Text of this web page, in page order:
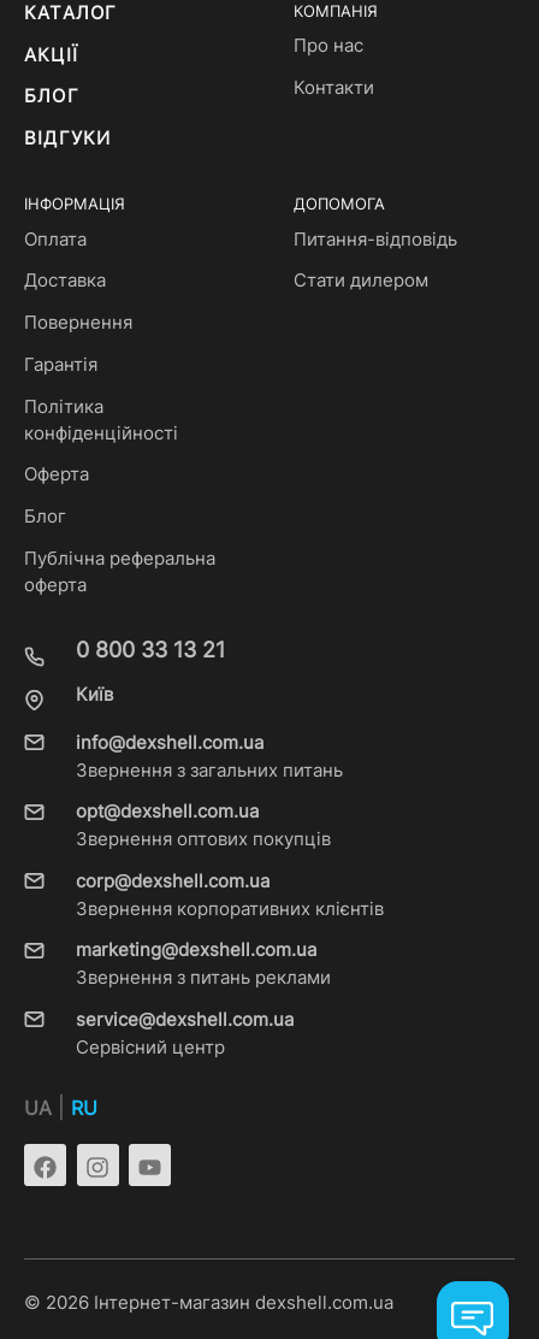
КАТАЛОГ
АКЦІЇ
БЛОГ
ВІДГУКИ
КОМПАНІЯ
Про нас
Контакти
ІНФОРМАЦІЯ
Оплата
Доставка
Повернення
Гарантія
Політика
конфіденційності
Оферта
Блог
Публічна реферальна
оферта
ДОПОМОГА
Питання-відповідь
Стати дилером
0 800 33 13 21
Київ
info@dexshell.com.ua
Звернення з загальних питань
opt@dexshell.com.ua
Звернення оптових покупців
corp@dexshell.com.ua
Звернення корпоративних клієнтів
marketing@dexshell.com.ua
Звернення з питань реклами
service@dexshell.com.ua
Сервісний центр
UA RU
© 2026 Інтернет-магазин dexshell.com.ua